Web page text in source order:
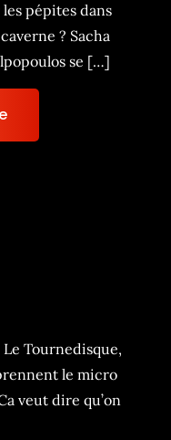
pépites dans
? Sacha
se […]
Le Tournedisque,
le micro
veut dire qu’on